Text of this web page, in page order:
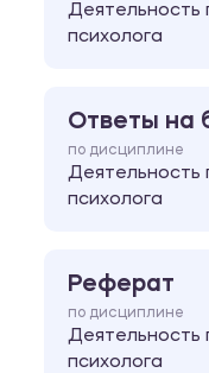
Деятельность
психолога
Ответы на
по дисциплине
Деятельность
психолога
Реферат
по дисциплине
Деятельность
психолога